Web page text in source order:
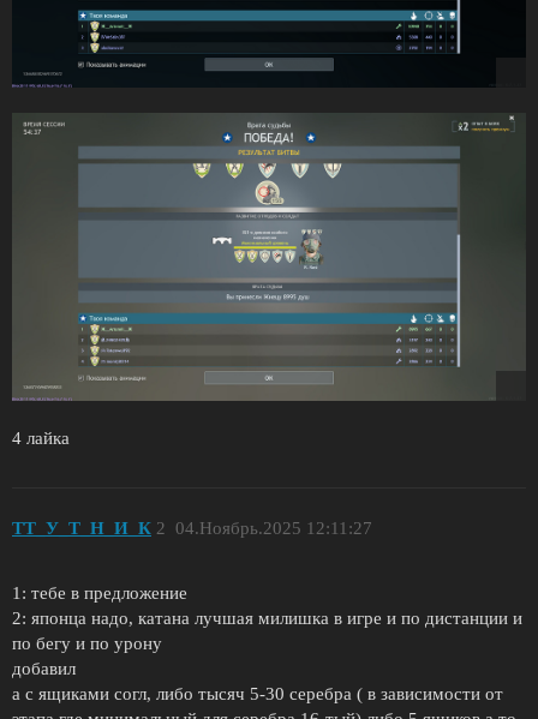
4 лайка
TT_У_T_Н_И_К 04.Ноябрь.2025 12:11:27
2
1: тебе в предложение
2: японца надо, катана лучшая милишка в игре и по дистанции и
по бегу и по урону
добавил
а с ящиками согл, либо тысяч 5-30 серебра ( в зависимости от